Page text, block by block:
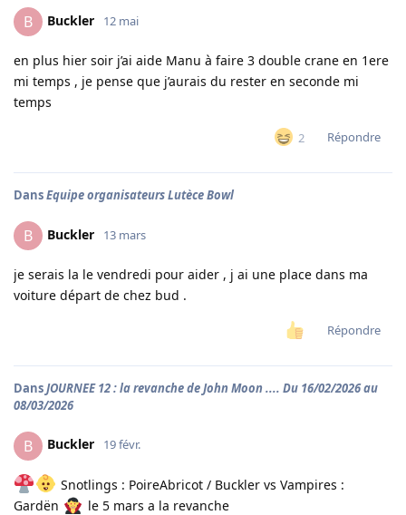
B Buckler 12 mai
en plus hier soir j’ai aide Manu à faire 3 double crane en 1ere
mi temps , je pense que j’aurais du rester en seconde mi
temps
2 Répondre
DansEquipe organisateurs Lutèce Bowl
B Buckler 13 mars
je serais la le vendredi pour aider , j ai une place dans ma
voiture départ de chez bud .
Répondre
DansJOURNEE 12 : la revanche de John Moon .... Du 16/02/2026 au
08/03/2026
B Buckler 19 févr.
Snotlings : PoireAbricot / Buckler vs Vampires :
Gardën
le 5 mars a la revanche